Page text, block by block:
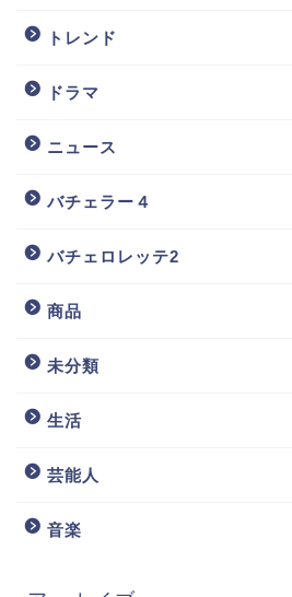
トレンド
ドラマ
ニュース
バチェラー４
バチェロレッテ2
商品
未分類
生活
芸能人
音楽